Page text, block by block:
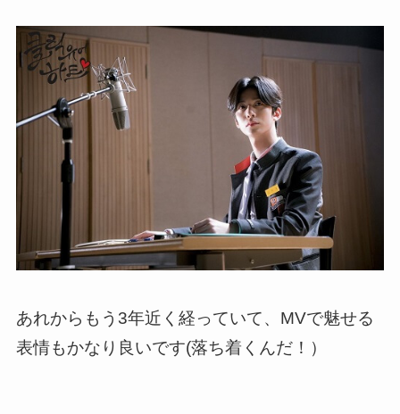
あれからもう3年近く経っていて、MVで魅せる
表情もかなり良いです(落ち着くんだ！）